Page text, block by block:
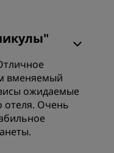
"
вменяемый
ожидаемые
отеля. Очень